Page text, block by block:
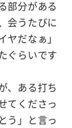
部分がある
会うたびに
ヤだなぁ」
ぐらいです
、ある打ち
てくださっ
う」と言っ